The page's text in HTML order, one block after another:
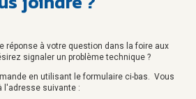
réponse à votre question dans la foire aux
signaler un problème technique ?
en utilisant le formulaire ci-bas. Vous
l'adresse suivante :